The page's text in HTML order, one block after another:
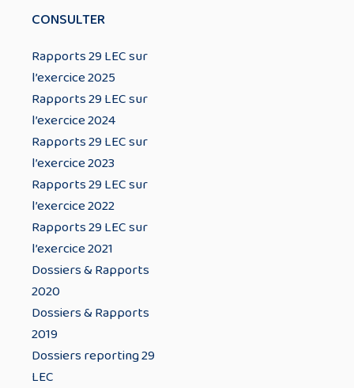
CONSULTER
Rapports 29 LEC sur
l’exercice 2025
Rapports 29 LEC sur
l’exercice 2024
Rapports 29 LEC sur
l’exercice 2023
Rapports 29 LEC sur
l’exercice 2022
Rapports 29 LEC sur
l’exercice 2021
Dossiers & Rapports
2020
Dossiers & Rapports
2019
Dossiers reporting 29
LEC